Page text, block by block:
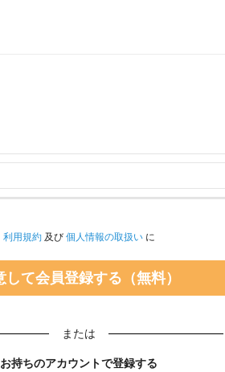
利用規約及び 個人情報の取扱いに
または
お持ちのアカウントで登録する